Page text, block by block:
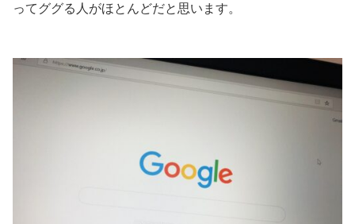
ってググる人がほとんどだと思います。